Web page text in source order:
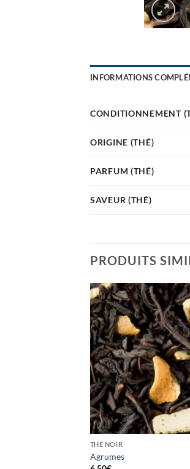
INFORMATIONS
CONDITIONNEMENT
ORIGINE (THÉ)
PARFUM (THÉ)
SAVEUR (THÉ)
PRODUITS
THÉ NOIR
Agrumes